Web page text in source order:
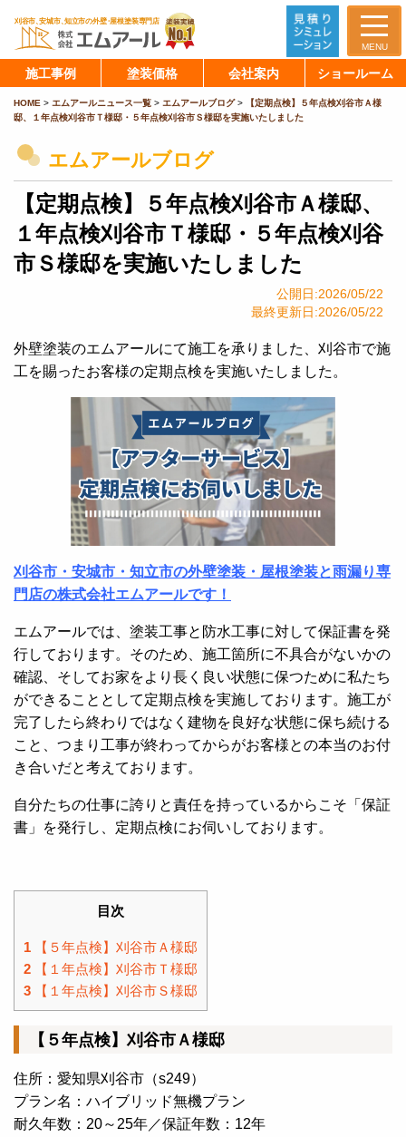
MENU
施工事例 塗装価格 会社案内 ショールーム
HOME > エムアールニュース一覧 > エムアールブログ>
【定期点検】５年点検刈谷市Ａ様
邸、１年点検刈谷市Ｔ様邸・５年点検刈谷市Ｓ様邸を実施いたしました
エムアールブログ
【定期点検】５年点検刈谷市Ａ様邸、
１年点検刈谷市Ｔ様邸・５年点検刈谷
市Ｓ様邸を実施いたしました
公開日:2026/05/22
最終更新日:2026/05/22
外壁塗装のエムアールにて施工を承りました、刈谷市で施
工を賜ったお客様の定期点検を実施いたしました。
刈谷市・安城市・知立市の外壁塗装・屋根塗装と雨漏り専
門店の株式会社エムアールです！
エムアールでは、塗装工事と防水工事に対して保証書を発
行しております。そのため、施工箇所に不具合がないかの
確認、そしてお家をより長く良い状態に保つために私たち
ができることとして定期点検を実施しております。施工が
完了したら終わりではなく建物を良好な状態に保ち続ける
こと、つまり工事が終わってからがお客様との本当のお付
き合いだと考えております。
自分たちの仕事に誇りと責任を持っているからこそ「保証
書」を発行し、定期点検にお伺いしております。
目次
1 【５年点検】刈谷市Ａ様邸
2 【１年点検】刈谷市Ｔ様邸
3 【１年点検】刈谷市Ｓ様邸
【５年点検】刈谷市Ａ様邸
住所：愛知県刈谷市（s249）
プラン名：ハイブリッド無機プラン
耐久年数：20～25年／保証年数：12年